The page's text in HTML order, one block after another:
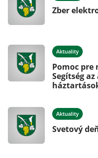
Zber
Aktuality
Pomoc
Segítség
Aktuality
Svetový